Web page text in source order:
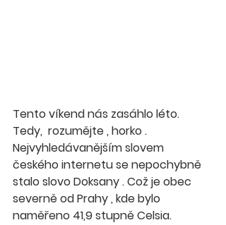
Tento víkend nás zasáhlo léto.
Tedy,  rozumějte , horko .
Nejvyhledávanějším slovem
českého internetu se nepochybně
stalo slovo Doksany . Což je obec
severně od Prahy , kde bylo
naměřeno 41,9 stupně Celsia.